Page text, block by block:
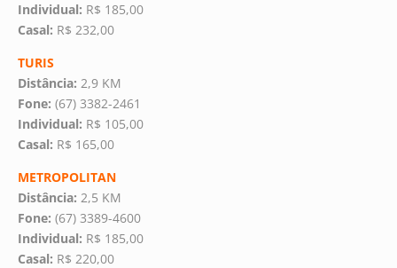
Individual: R$ 185,00
Casal: R$ 232,00
TURIS
Distância: 2,9 KM
Fone: (67) 3382-2461
Individual: R$ 105,00
Casal: R$ 165,00
METROPOLITAN
Distância: 2,5 KM
Fone: (67) 3389-4600
Individual: R$ 185,00
Casal: R$ 220,00